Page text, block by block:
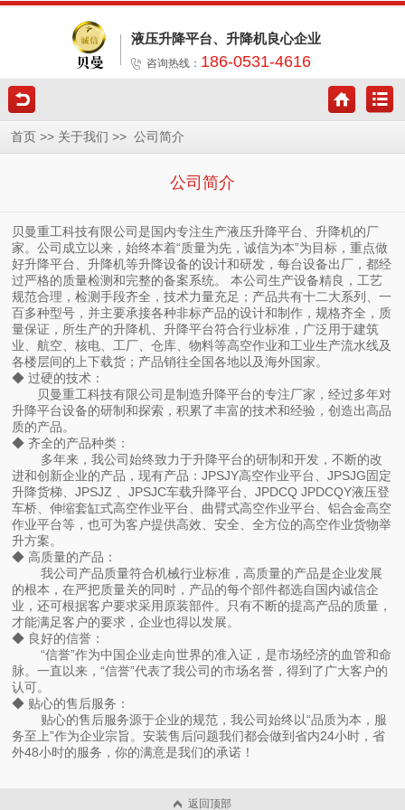
液压升降平台、升降机良心企业
咨询热线： 186-0531-4616
首页 >> 关于我们 >> 公司简介
公司简介
贝曼重工科技有限公司是国内专注生产液压升降平台、升降机的厂
家。公司成立以来，始终本着“质量为先，诚信为本”为目标，重点做
好升降平台、升降机等升降设备的设计和研发，每台设备出厂，都经
过严格的质量检测和完整的备案系统。 本公司生产设备精良，工艺
规范合理，检测手段齐全，技术力量充足；产品共有十二大系列、一
百多种型号，并主要承接各种非标产品的设计和制作，规格齐全，质
量保证，所生产的升降机、升降平台符合行业标准，广泛用于建筑
业、航空、核电、工厂、仓库、物料等高空作业和工业生产流水线及
各楼层间的上下载货；产品销往全国各地以及海外国家。
◆ 过硬的技术：
贝曼重工科技有限公司 是制造升降平台的专注厂家，经过多年对
升降平台设备的研制和探索，积累了丰富的技术和经验，创造出高品
质的产品。
◆ 齐全的产品种类：
多年来，我公司始终致力于升降平台的研制和开发，不断的改
进和创新企业的产品，现有产品：JPSJY高空作业平台、JPSJG固定
升降货梯、JPSJZ 、JPSJC车载升降平台、JPDCQ JPDCQY液压登
车桥、伸缩套缸式高空作业平台、曲臂式高空作业平台、铝合金高空
作业平台等，也可为客户提供高效、安全、全方位的高空作业货物举
升方案。
◆ 高质量的产品：
我公司产品质量符合机械行业标准，高质量的产品是企业发展
的根本，在严把质量关的同时，产品的每个部件都选自国内诚信企
业，还可根据客户要求采用原装部件。只有不断的提高产品的质量，
才能满足客户的要求，企业也得以发展。
◆ 良好的信誉：
“信誉”作为中国企业走向世界的准入证，是市场经济的血管和命
脉。一直以来，“信誉”代表了我公司的市场名誉，得到了广大客户的
认可。
◆ 贴心的售后服务：
贴心的售后服务源于企业的规范，我公司始终以“品质为本，服
务至上”作为企业宗旨。安装售后问题我们都会做到省内24小时，省
外48小时的服务，你的满意是我们的承诺！
返回顶部